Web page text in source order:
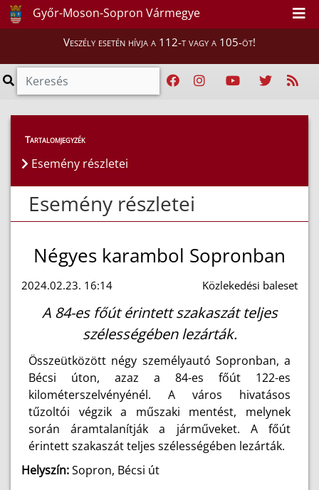
Győr-Moson-Sopron Vármegye
Veszély esetén hívja a 112-t vagy a 105-öt!
Esemény részletei
Tartalomjegyzék
Esemény részletei
Esemény részletei
Négyes karambol Sopronban
2024.02.23. 16:14 Közlekedési baleset
A 84-es főút érintett szakaszát teljes
szélességében lezárták.
Összeütközött négy személyautó Sopronban, a
Bécsi úton, azaz a 84-es főút 122-es
kilométerszelvényénél. A város hivatásos
tűzoltói végzik a műszaki mentést, melynek
során áramtalanítják a járműveket. A főút
érintett szakaszát teljes szélességében lezárták.
Helyszín:Sopron, Bécsi út